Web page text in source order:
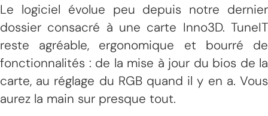
Le logiciel évolue peu depuis notre dernier
dossier consacré à une carte Inno3D. TuneIT
reste agréable, ergonomique et bourré de
fonctionnalités : de la mise à jour du bios de la
carte, au réglage du RGB quand il y en a. Vous
aurez la main sur presque tout.